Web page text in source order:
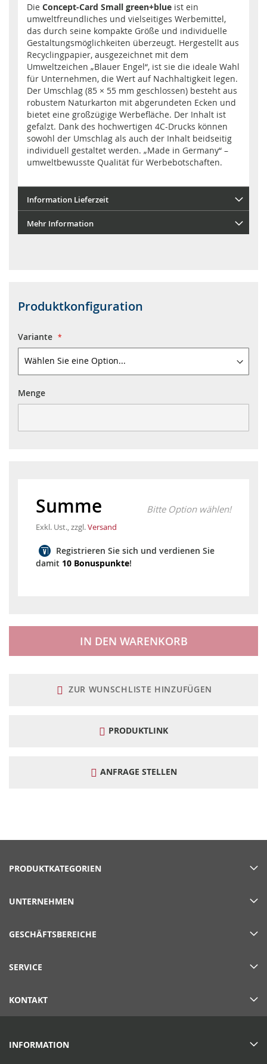
Die Concept-Card Small green+blue ist ein
umweltfreundliches und vielseitiges Werbemittel,
das durch seine kompakte Größe und individuelle
Gestaltungsmöglichkeiten überzeugt. Hergestellt aus
Recyclingpapier, ausgezeichnet mit dem
Umweltzeichen „Blauer Engel“, ist sie die ideale Wahl
für Unternehmen, die Wert auf Nachhaltigkeit legen.
Der Umschlag (85 × 55 mm geschlossen) besteht aus
robustem Naturkarton mit abgerundeten Ecken und
bietet eine großzügige Werbefläche. Der Inhalt ist
gefalzt. Dank des hochwertigen 4C-Drucks können
sowohl der Umschlag als auch der Inhalt beidseitig
individuell gestaltet werden. „Made in Germany“ –
umweltbewusste Qualität für Werbebotschaften.
Information Lieferzeit
Mehr Information
Produktkonfiguration
Variante
Menge
Summe Bitte Option wählen!
Exkl. Ust., zzgl.Versand
Registrieren Sie sich und verdienen Sie
damit 10 Bonuspunkte!
IN DEN WARENKORB
ZUR WUNSCHLISTE HINZUFÜGEN
PRODUKTLINK
ANFRAGE STELLEN
PRODUKTKATEGORIEN
UNTERNEHMEN
GESCHÄFTSBEREICHE
SERVICE
KONTAKT
INFORMATION